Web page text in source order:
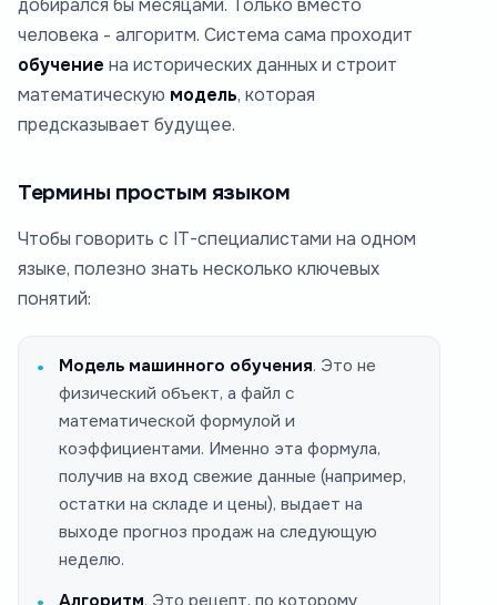
добирался бы месяцами. Только вместо
человека - алгоритм. Система сама проходит
обучение на исторических данных и строит
математическую модель, которая
предсказывает будущее.
Термины простым языком
Чтобы говорить с IT-специалистами на одном
языке, полезно знать несколько ключевых
понятий:
Модель машинного обучения. Это не
физический объект, а файл с
математической формулой и
коэффициентами. Именно эта формула,
получив на вход свежие данные (например,
остатки на складе и цены), выдает на
выходе прогноз продаж на следующую
неделю.